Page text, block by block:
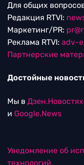
Для общих
Редакция RTVI:
Маркетинг/PR:
Реклама RTVI: adv-
Партнерские
Достойные
Мы в Дзен.Новостях
и Google.News
Уведомление об
технологий